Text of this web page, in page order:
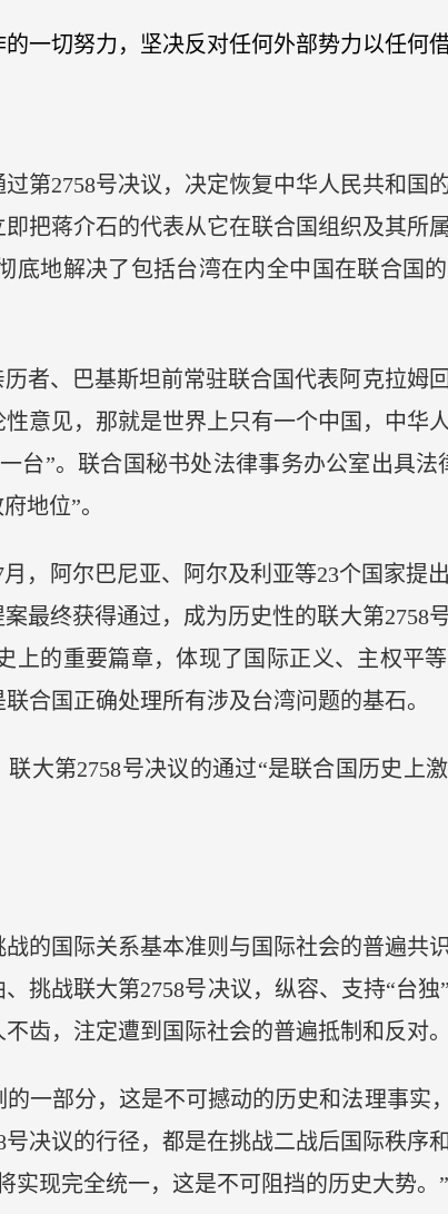
一切努力，坚决反对任何外部势力以任何
2758号决议，决定恢复中华人民共和国
把蒋介石的代表从它在联合国组织及其所
地解决了包括台湾在内全中国在联合国
、巴基斯坦前常驻联合国代表阿克拉姆
意见，那就是世界上只有一个中国，中华
台”。联合国秘书处法律事务办公室出具法
地位”。
阿尔巴尼亚、阿尔及利亚等23个国家提
最终获得通过，成为历史性的联大第2758
的重要篇章，体现了国际正义、主权平
合国正确处理所有涉及台湾问题的基石。
第2758号决议的通过“是联合国历史上
国际关系基本准则与国际社会的普遍共
挑战联大第2758号决议，纵容、支持“台
齿，注定遭到国际社会的普遍抵制和反对。
部分，这是不可撼动的历史和法理事实
决议的行径，都是在挑战二战后国际秩序
实现完全统一，这是不可阻挡的历史大势。”